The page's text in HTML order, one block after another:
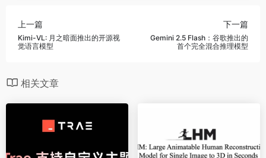
上一篇
Kimi-VL: 月之暗面推出的开源视
觉语言模型
下一篇
Gemini 2.5 Flash：谷歌推出的
首个完全混合推理模型
相关文章